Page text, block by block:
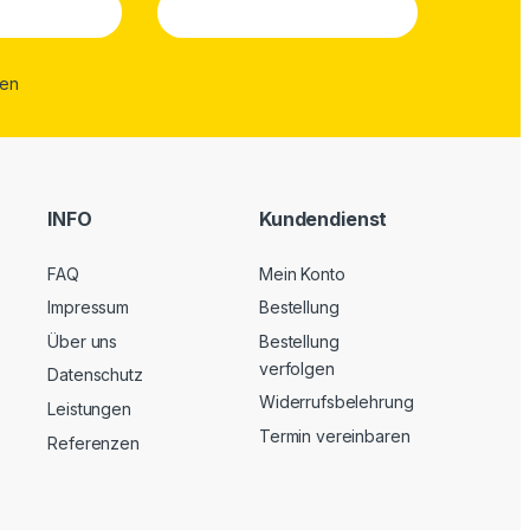
INFO
FAQ
Impressum
Über uns
Datenschutz
Leistungen
Referenzen
Kundendienst
Mein Konto
Bestellung
Bestellung
verfolgen
Widerrufsbelehrung
Termin vereinbaren